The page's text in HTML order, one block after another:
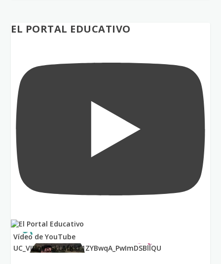
EL PORTAL EDUCATIVO
Vídeo de YouTube
UC_VIUnVRSkLAfKkF1ZYBwqA_PwImDSBllQU